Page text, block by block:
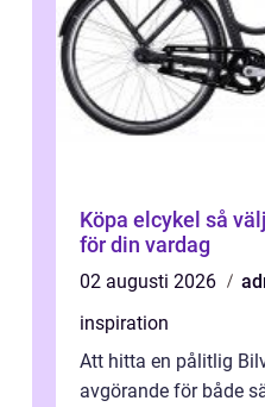
Köpa elcykel så väljer du rätt modell
för din vardag
02 augusti 2026
inspiration
Att hitta en pålitlig
avgörande för både